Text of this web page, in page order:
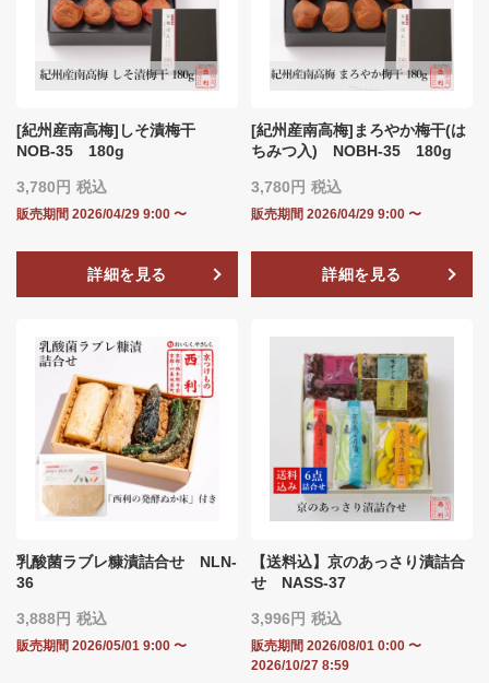
[紀州産南高梅]しそ漬梅干
NOB‐35 180g
3,780 税込
販売期間 2026/04/29 9:00 〜
詳細を見る
[紀州産南高梅]まろやか梅干(は
ちみつ入) NOBH‐35 180g
3,780 税込
販売期間 2026/04/29 9:00 〜
詳細を見る
乳酸菌ラブレ糠漬詰合せ NLN‐
36
3,888 税込
販売期間 2026/05/01 9:00 〜
【送料込】京のあっさり漬詰合
せ NASS-37
3,996 税込
販売期間 2026/08/01 0:00 〜
2026/10/27 8:59